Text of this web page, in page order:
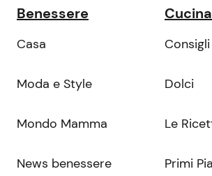
Benessere
Casa
Moda e Style
Mondo Mamma
News benessere
Dolci
Le
Primi